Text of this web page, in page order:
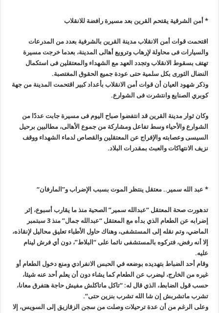
* أمن الشرقية يقتحم القرين بعد مسيرة رافضة للانقلاب
اقتحمت قوات أمن الانقلاب مدينة القرين بالشرفية بعدد من المدرعات
والسيارات فى محاولة لإرهاب وترويع أهالى المدينة، بعدما خرجت مسيرة
تهتف بسقوط الانقلاب وتجدد العهد مع الشهداء والمعتقلين فى استكمال
النضال الثورى بكل سلمية حتى عودة جميع الحقوق المغتصبة.
وذكر شهود العيان أن قوات أمن الانقلاب بأعداد كبير اقتحمت المدينة من جهة
كوبري الصنايع وانتشرت فى الشوارع.
وكان ثوار مدينة القرين قد انتفضوا صباح اليوم فى مسيرة جابت عددًا من
الشوارع والأحياء وسط تفاعل ومشاركة من جموع الأهالى، مطالبين برحيل
السيسى وعصابته والإفراج عن المعتقلين والقصاص لدماء الشهداء ووقف
نزيف الانتهاكات والعبث بمقدرات البلاد.
* عبد الله سمير.. معتقل ينتظر الموت بسبب الإضراب و”المارفان“
تدهورت صحة المعتقل “عبدالله سمير” الصحية منذ ما يقارب أسبوع، إثر
إضرابه عن الطعام الذي بدأه مع المعتقل “عبدالله جمال” منذ 3 سبتمبر
الماضي، وتم نقله إلى المستشفى، وهناك حاول الأطباء تعليق محاليل لإنقاذه،
إلا أنه رفض، فتركوه بالمستشفى نائما على “البلاط”، دون أي فرش لينام
عليه.
وقام أحد الضباط بتهديده بوضعه في الحبس الانفرادي ومنع دخول الطعام أو
غيره من الخارج، ليضرب عن الطعام كما يشاء دون أن يعلم أحد عنه شيئا،
حسب قول الضابط، الذي قال له: “تاكل ماتاكلش مفيش حاجة هتفرق معانا،
تشرب ماتشربش إن شا الله تشرب بنزين حتى“.
وعلى الرغم من أن عدة ترحيلات وصلت من سجن الزقازيق إلى السويس، إلا